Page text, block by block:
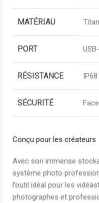
MATÉRIAU
PORT
RÉSISTANCE
SÉCURITÉ
Conçu pour les créateurs
Avec son immense
système photo
l’outil idéal pour les
photographes et